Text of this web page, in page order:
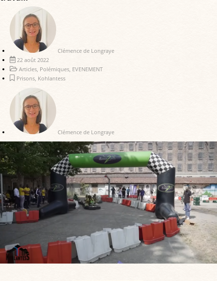
Clémence de Longraye
22 août 2022
Articles, Polémiques, EVENEMENT
Prisons, Kohlantess
Clémence de Longraye